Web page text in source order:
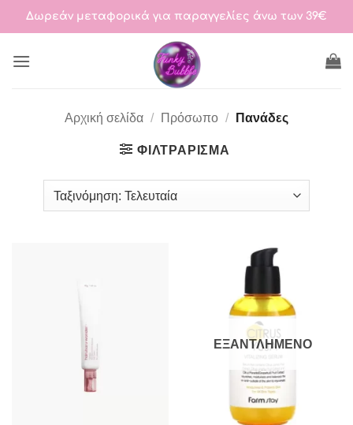
Μετάβαση
Δωρεάν μεταφορικά για παραγγελίες άνω των 39€
Αρχική σελίδα / Πρόσωπο / Πανάδες
ΦΙΛΤΡΆΡΙΣΜΑ
ΕΞΑΝΤΛΗΜΈΝΟ